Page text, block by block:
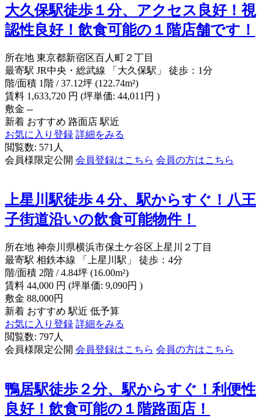
大久保駅徒歩１分、アクセス良好！視
認性良好！飲食可能の１階店舗です！
所在地 東京都新宿区百人町２丁目
最寄駅 JR中央・総武線 「大久保駅」 徒歩：1分
階/面積 1階 / 37.12坪 (122.74m²)
賃料 1,633,720 円 (坪単価: 44,011円 )
敷金 --
新着 おすすめ 路面店 駅近
お気に入り登録 詳細をみる
閲覧数: 571人
会員様限定公開 会員登録はこちら 会員の方はこちら
上星川駅徒歩４分、駅からすぐ！八王
子街道沿いの飲食可能物件！
所在地 神奈川県横浜市保土ケ谷区上星川２丁目
最寄駅 相鉄本線 「上星川駅」 徒歩：4分
階/面積 2階 / 4.84坪 (16.00m²)
賃料 44,000 円 (坪単価: 9,090円 )
敷金 88,000円
新着 おすすめ 駅近 低予算
お気に入り登録 詳細をみる
閲覧数: 797人
会員様限定公開 会員登録はこちら 会員の方はこちら
鴨居駅徒歩２分、駅からすぐ！利便性
良好！飲食可能の１階路面店！